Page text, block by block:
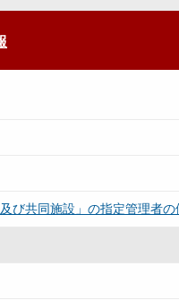
び共同施設」の指定管理者